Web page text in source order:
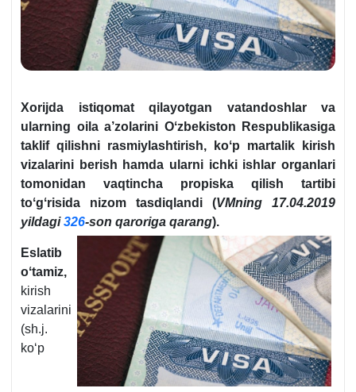
Xorijda istiqomat qilayotgan vatandoshlar va
ularning oila a’zolarini Oʻzbekiston Respublikasiga
taklif qilishni rasmiylashtirish, koʻp martalik kirish
vizalarini berish hamda ularni ichki ishlar organlari
tomonidan vaqtincha propiska qilish tartibi
toʻgʻrisida nizom tasdiqlandi (VMning
17.04.2019
yildagi326-son qaroriga qarang).
Eslatib
oʻtamiz,
kirish
vizalarini
(sh.j.
koʻp